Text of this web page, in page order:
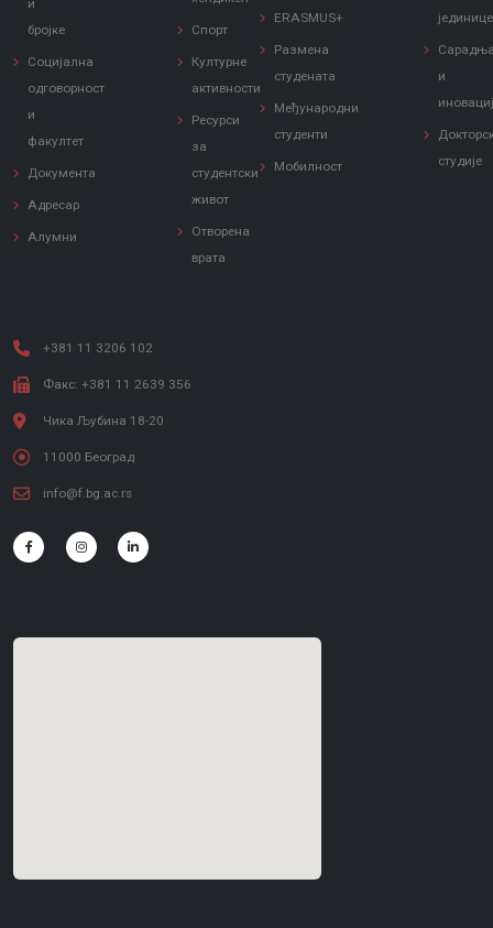
и
бројке
Социјална
одговорност
и
факултет
Документа
Адресар
Алумни
Спорт
Културне
активности
Ресурси
за
студентски
живот
Отворена
врата
ERASMUS+
Размена
студената
Међународни
студенти
Мобилност
јединице
и
студије
+381 11 3206 102
Факс: +381 11 2639 356
Чика Љубина 18-20
11000 Београд
info@f.bg.ac.rs